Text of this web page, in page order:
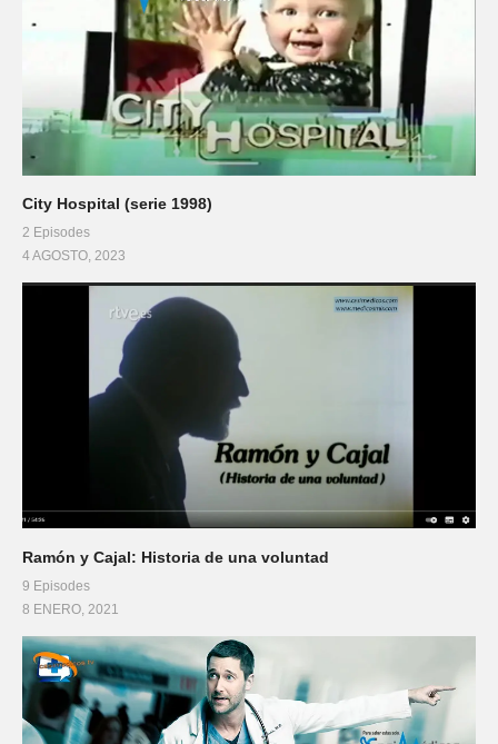
City Hospital (serie 1998)
2 Episodes
4 AGOSTO, 2023
Ramón y Cajal: Historia de una voluntad
9 Episodes
8 ENERO, 2021